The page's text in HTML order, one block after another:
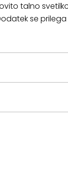
talno
se prilega